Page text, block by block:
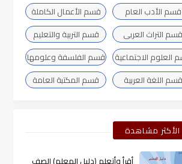
قسم الأدب العام
قسم الأعمال الكاملة
قسم التراث العربى
قسم التربية والتعليم
العلوم الاجتماعية
قسم الفلسفة وعلومها
قسم اللغة العربية
قسم المكتبة العامة
الأكثر مشاهدة
أقرأ وأتعلم (دليل المعلم) الصف